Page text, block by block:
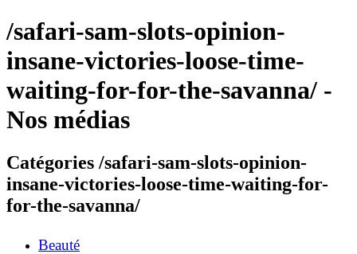
/safari-sam-slots-opinion-
insane-victories-loose-time-
waiting-for-for-the-savanna/ -
Nos médias
Catégories /safari-sam-slots-opinion-
insane-victories-loose-time-waiting-for-
for-the-savanna/
Beauté